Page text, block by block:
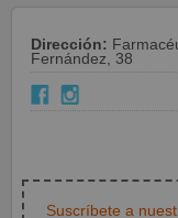
Dirección:
Fernández, 38
Suscríbete a